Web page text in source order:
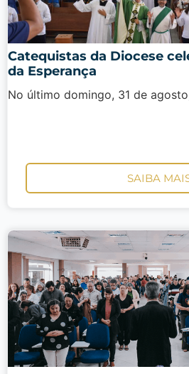
Catequistas da Diocese
da Esperança
No último domingo, 31 de
SAIBA